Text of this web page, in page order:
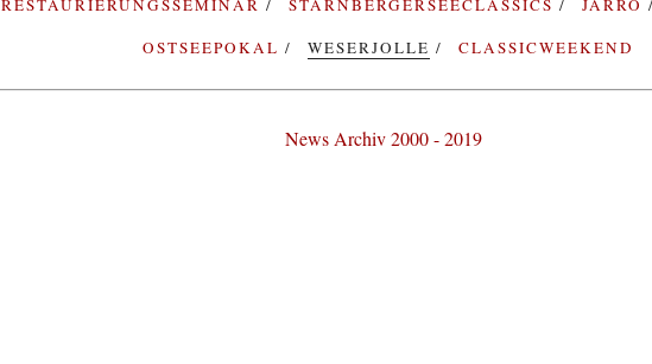
RESTAURIERUNGSSEMINAR
STARNBERGERSEECLASSICS JARRO
OSTSEEPOKAL
WESERJOLLE CLASSICWEEKEND
News Archiv 2000 - 2019